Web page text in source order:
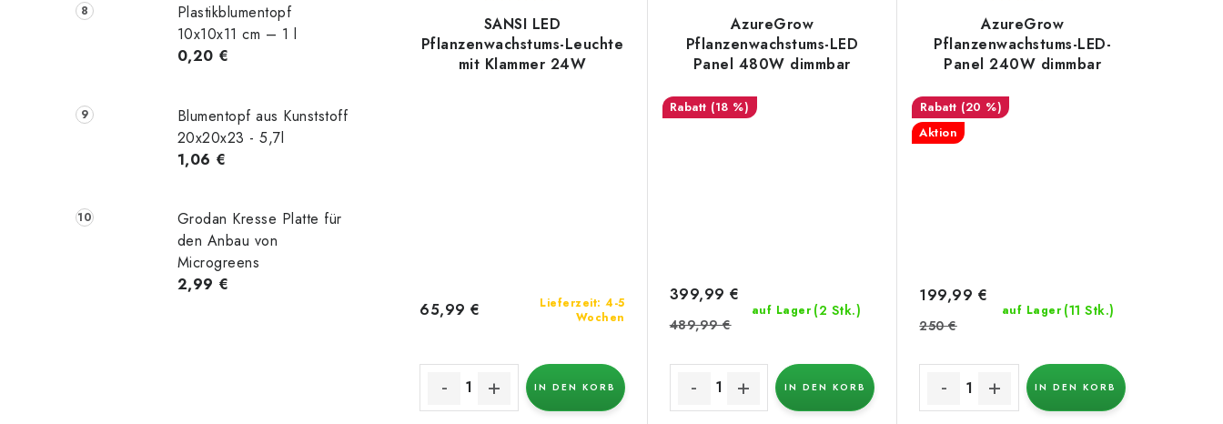
Plastikblumentopf
10x10x11 cm – 1 l
0,20 €
Blumentopf aus Kunststoff
20x20x23 - 5,7l
1,06 €
Grodan Kresse Platte für
den Anbau von
Microgreens
2,99 €
SANSI LED
Pflanzenwachstums-Leuchte
mit Klammer 24W
Lieferzeit: 4-5
Wochen
65,99 €
IN DEN KORB
AzureGrow
Pflanzenwachstums-LED
Panel 480W dimmbar
(18 %)
auf Lager (2 Stk.)
399,99 €
489,99 €
IN DEN KORB
AzureGrow
Pflanzenwachstums-LED-
Panel 240W dimmbar
(20 %)
Aktion
auf Lager (11 Stk.)
199,99 €
250 €
IN DEN KORB